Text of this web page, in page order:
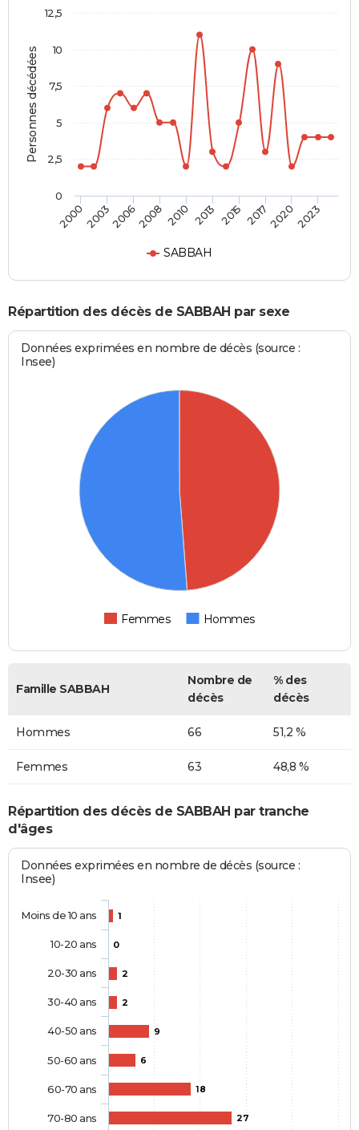
Personnes décédées
SABBAH
2000200320062008 2010 2013 2015 201720202023
0
2,5
5
7,5
10
12,5
Répartition des décès de SABBAH par sexe
Données exprimées en nombre de décès (source :
Insee)
Femmes Hommes
Famille SABBAH
Nombre de
décès
% des
décès
Hommes 66 51,2 %
Femmes 63 48,8 %
Répartition des décès de SABBAH par tranche
d'âges
Données exprimées en nombre de décès (source :
Insee)
1
0
2
2
9
6
18
27
Moins de 10 ans
10-20 ans
20-30 ans
30-40 ans
40-50 ans
50-60 ans
60-70 ans
70-80 ans